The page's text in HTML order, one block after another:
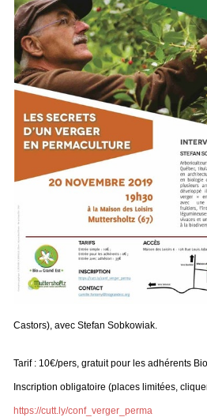
Castors), avec Stefan Sobkowiak.
Tarif : 10€/pers, gratuit pour les adhérents
Inscription obligatoire (places limitées,
https://cutt.ly/conf_verger_perma